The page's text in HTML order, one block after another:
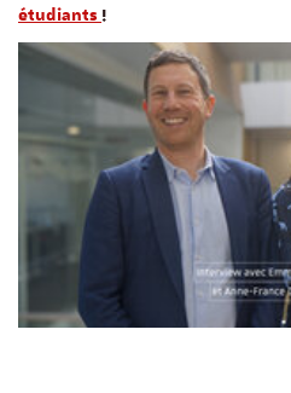
étudiants !